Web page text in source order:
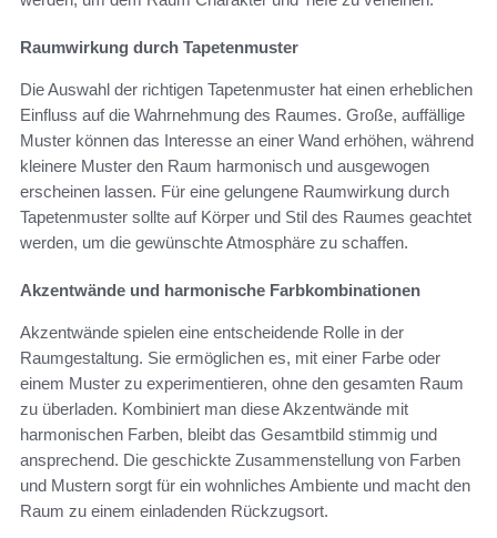
Raumwirkung durch Tapetenmuster
Die Auswahl der richtigen Tapetenmuster hat einen erheblichen
Einfluss auf die Wahrnehmung des Raumes. Große, auffällige
Muster können das Interesse an einer Wand erhöhen, während
kleinere Muster den Raum harmonisch und ausgewogen
erscheinen lassen. Für eine gelungene Raumwirkung durch
Tapetenmuster sollte auf Körper und Stil des Raumes geachtet
werden, um die gewünschte Atmosphäre zu schaffen.
Akzentwände und harmonische Farbkombinationen
Akzentwände spielen eine entscheidende Rolle in der
Raumgestaltung. Sie ermöglichen es, mit einer Farbe oder
einem Muster zu experimentieren, ohne den gesamten Raum
zu überladen. Kombiniert man diese Akzentwände mit
harmonischen Farben, bleibt das Gesamtbild stimmig und
ansprechend. Die geschickte Zusammenstellung von Farben
und Mustern sorgt für ein wohnliches Ambiente und macht den
Raum zu einem einladenden Rückzugsort.